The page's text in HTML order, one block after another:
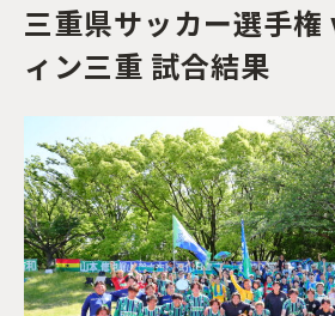
三重県サッカー選手権
ィン三重 試合結果